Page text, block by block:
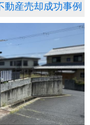
産売却成功事例